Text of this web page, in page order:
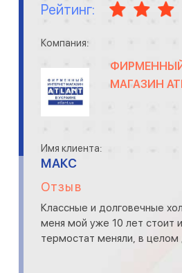
Рейтинг:
Компания:
МАГАЗИН
Имя клиента:
МАКС
Отзыв
Классные и долговечные
меня мой уже 10 лет стоит
термостат меняли, в целом